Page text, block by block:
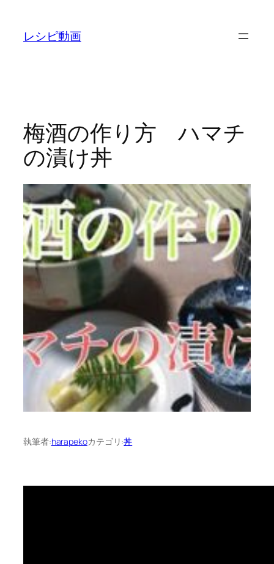
レシピ動画
梅酒の作り方 ハマチ
の漬け丼
執筆者:harapekoカテゴリ:丼